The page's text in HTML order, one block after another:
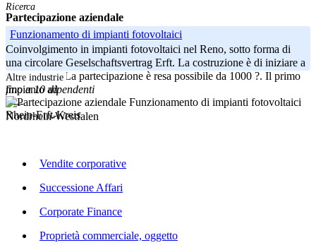
Ricerca
Partecipazione aziendale
Funzionamento di impianti fotovoltaici
Coinvolgimento in impianti fotovoltaici nel Reno, sotto forma di
una circolare Geselschaftsvertrag Erft. La costruzione è di iniziare a
metà agosto. La partecipazione è resa possibile da 1000 ?. Il primo
impianto ad
-----
Nordrhein-Westfalen
Altre industrie
fino a 10 dipendenti
Rhein-Erft-Kreis
Vendite corporative
Successione Affari
Corporate Finance
Proprietà commerciale, oggetto